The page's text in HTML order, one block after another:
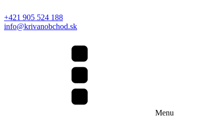
+421 905 524 188
info@krivanobchod.sk
Menu